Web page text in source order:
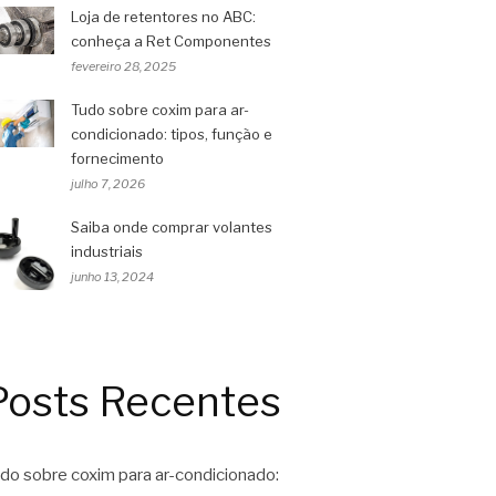
Loja de retentores no ABC:
conheça a Ret Componentes
fevereiro 28, 2025
Tudo sobre coxim para ar-
condicionado: tipos, função e
fornecimento
julho 7, 2026
Saiba onde comprar volantes
industriais
junho 13, 2024
Recentes
sobre coxim para ar-condicionado: